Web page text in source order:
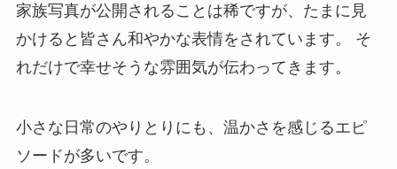
家族写真が公開されることは稀ですが、たまに見
かけると皆さん和やかな表情をされています。 そ
れだけで幸せそうな雰囲気が伝わってきます。
小さな日常のやりとりにも、温かさを感じるエピ
ソードが多いです。